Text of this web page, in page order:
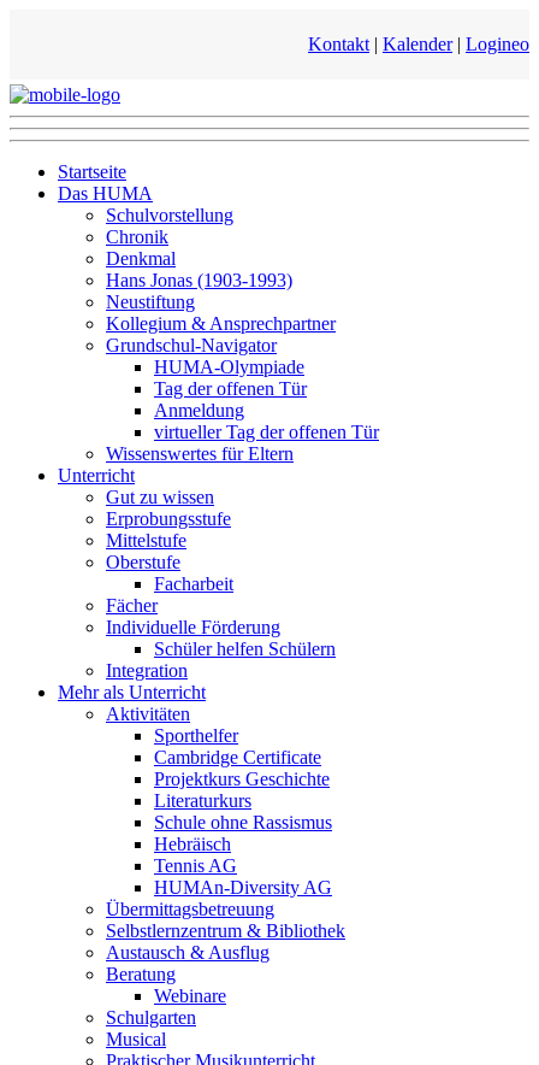
Kontakt | Kalender| Logineo
Startseite
Das HUMA
Schulvorstellung
Chronik
Denkmal
Hans Jonas (1903-1993)
Neustiftung
Kollegium & Ansprechpartner
Grundschul-Navigator
HUMA-Olympiade
Tag der offenen Tür
Anmeldung
virtueller Tag der offenen Tür
Wissenswertes für Eltern
Unterricht
Gut zu wissen
Erprobungsstufe
Mittelstufe
Oberstufe
Facharbeit
Fächer
Individuelle Förderung
Schüler helfen Schülern
Integration
Mehr als Unterricht
Aktivitäten
Sporthelfer
Cambridge Certificate
Projektkurs Geschichte
Literaturkurs
Schule ohne Rassismus
Hebräisch
Tennis AG
HUMAn-Diversity AG
Übermittagsbetreuung
Selbstlernzentrum & Bibliothek
Austausch & Ausflug
Beratung
Webinare
Schulgarten
Musical
Praktischer Musikunterricht